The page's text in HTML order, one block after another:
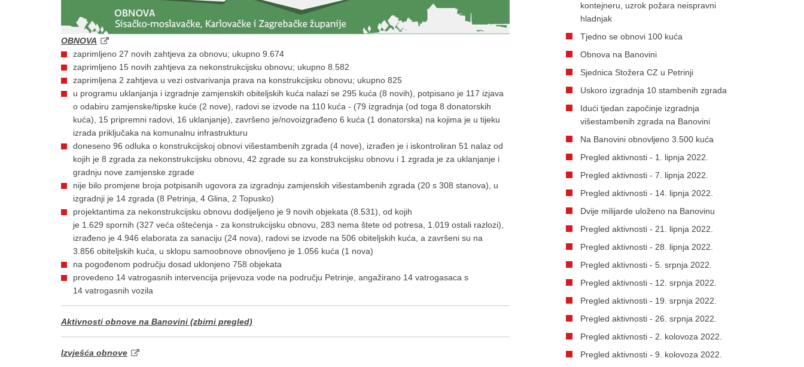
OBNOVA
zaprimljeno 27 novih zahtjeva za obnovu; ukupno 9.674
zaprimljeno 15 novih zahtjeva za nekonstrukcijsku obnovu; ukupno 8.582
zaprimljena 2 zahtjeva u vezi ostvarivanja prava na konstrukcijsku obnovu; ukupno 825
u programu uklanjanja i izgradnje zamjenskih obiteljskih kuća nalazi se 295 kuća (8 novih), potpisano je 117 izjava
o odabiru zamjenske/tipske kuće (2 nove), radovi se izvode na 110 kuća - (79 izgradnja (od toga 8 donatorskih
kuća), 15 pripremni radovi, 16 uklanjanje), završeno je/novoizgrađeno 6 kuća (1 donatorska) na kojima je u tijeku
izrada priključaka na komunalnu infrastrukturu
doneseno 96 odluka o konstrukcijskoj obnovi višestambenih zgrada (4 nove), izrađen je i iskontroliran 51 nalaz od
kojih je 8 zgrada za nekonstrukcijsku obnovu, 42 zgrade su za konstrukcijsku obnovu i 1 zgrada je za uklanjanje i
gradnju nove zamjenske zgrade
nije bilo promjene broja potpisanih ugovora za izgradnju zamjenskih višestambenih zgrada (20 s 308 stanova), u
izgradnji je 14 zgrada (8 Petrinja, 4 Glina, 2 Topusko)
projektantima za nekonstrukcijsku obnovu dodijeljeno je 9 novih objekata (8.531), od kojih
je 1.629 spornih (327 veća oštećenja - za konstrukcijsku obnovu, 283 nema štete od potresa, 1.019 ostali razlozi),
izrađeno je 4.946 elaborata za sanaciju (24 nova), radovi se izvode na 506 obiteljskih kuća, a završeni su na
3.856 obiteljskih kuća, u sklopu samoobnove obnovljeno je 1.056 kuća (1 nova)
na pogođenom području dosad uklonjeno 758 objekata
provedeno 14 vatrogasnih intervencija prijevoza vode na području Petrinje, angažirano 14 vatrogasaca s
14 vatrogasnih vozila
Aktivnosti obnove na Banovini (zbirni pregled)
Izvješća obnove
kontejneru, uzrok požara neispravni
hladnjak
Tjedno se obnovi 100 kuća
Obnova na Banovini
Sjednica Stožera CZ u Petrinji
Uskoro izgradnja 10 stambenih zgrada
Idući tjedan započinje izgradnja
višestambenih zgrada na Banovini
Na Banovini obnovljeno 3.500 kuća
Pregled aktivnosti - 1. lipnja 2022.
Pregled aktivnosti - 7. lipnja 2022.
Pregled aktivnosti - 14. lipnja 2022.
Dvije milijarde uloženo na Banovinu
Pregled aktivnosti - 21. lipnja 2022.
Pregled aktivnosti - 28. lipnja 2022.
Pregled aktivnosti - 5. srpnja 2022.
Pregled aktivnosti - 12. srpnja 2022.
Pregled aktivnosti - 19. srpnja 2022.
Pregled aktivnosti - 26. srpnja 2022.
Pregled aktivnosti - 2. kolovoza 2022.
Pregled aktivnosti - 9. kolovoza 2022.